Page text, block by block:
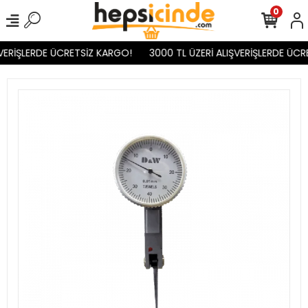
ÜCRETSİZ KARGO! 3000 TL ÜZERİ ALIŞVERİŞLERDE
0